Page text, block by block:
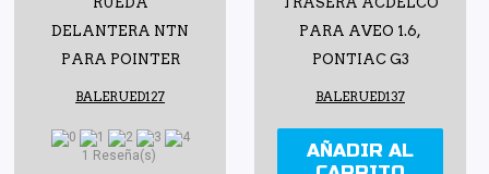
DELANTERA NTN
PARA POINTER
BALERUED127
1 Reseña(s)
PARA AVEO 1.6,
PONTIAC G3
BALERUED137
AÑADIR AL